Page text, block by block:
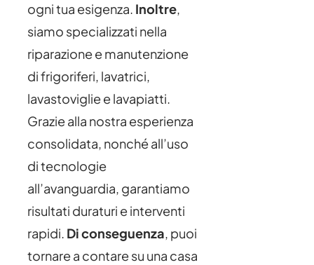
ogni tua esigenza. Inoltre,
siamo specializzati nella
riparazione e manutenzione
di frigoriferi, lavatrici,
lavastoviglie e lavapiatti.
Grazie alla nostra esperienza
consolidata, nonché all’uso
di tecnologie
all’avanguardia, garantiamo
risultati duraturi e interventi
rapidi. Di conseguenza, puoi
tornare a contare su una casa